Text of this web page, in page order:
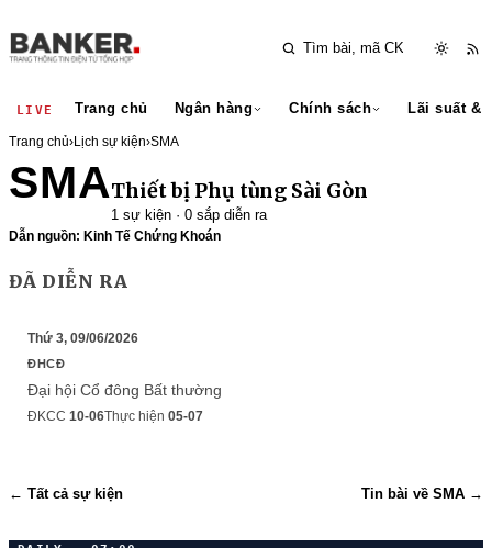
LIVE Trang chủ Ngân hàng Chính sách Lãi suất &
Trang chủ›Lịch sự kiện›SMA
SMAThiết bị Phụ tùng Sài Gòn
1 sự kiện · 0 sắp diễn ra
Dẫn nguồn: Kinh Tế Chứng Khoán
ĐÃ DIỄN RA
Thứ 3, 09/06/2026
ĐHCĐ
Đại hội Cổ đông Bất thường
ĐKCC 10-06Thực hiện 05-07
← Tất cả sự kiện Tin bài về SMA →